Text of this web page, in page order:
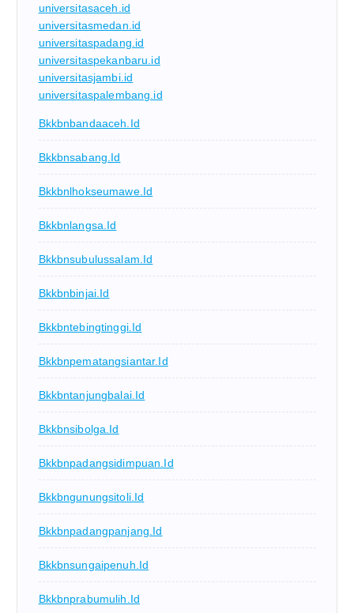
universitasaceh.id
universitasmedan.id
universitaspadang.id
universitaspekanbaru.id
universitasjambi.id
universitaspalembang.id
Bkkbnbandaaceh.id
Bkkbnsabang.id
Bkkbnlhokseumawe.id
Bkkbnlangsa.id
Bkkbnsubulussalam.id
Bkkbnbinjai.id
Bkkbntebingtinggi.id
Bkkbnpematangsiantar.id
Bkkbntanjungbalai.id
Bkkbnsibolga.id
Bkkbnpadangsidimpuan.id
Bkkbngunungsitoli.id
Bkkbnpadangpanjang.id
Bkkbnsungaipenuh.id
Bkkbnprabumulih.id